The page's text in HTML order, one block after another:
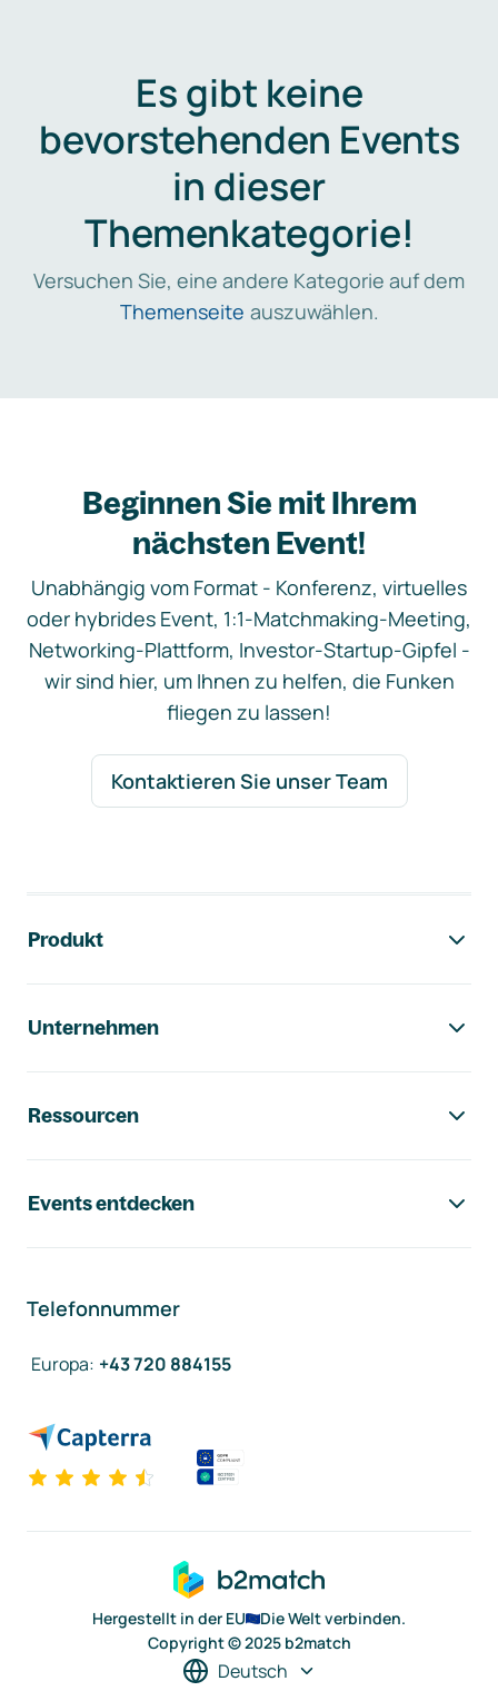
Es gibt keine
bevorstehenden Events
in dieser
Themenkategorie!
Versuchen Sie, eine andere Kategorie auf dem
Themenseite auszuwählen.
Beginnen Sie mit Ihrem
nächsten Event!
Unabhängig vom Format - Konferenz, virtuelles
oder hybrides Event, 1:1-Matchmaking-Meeting,
Networking-Plattform, Investor-Startup-Gipfel -
wir sind hier, um Ihnen zu helfen, die Funken
fliegen zu lassen!
Kontaktieren Sie unser Team
Produkt
Unternehmen
Ressourcen
Events entdecken
Telefonnummer
Europa: +43 720 884155
Hergestellt in der EU
Die Welt verbinden.
Copyright © 2025 b2match
Deutsch